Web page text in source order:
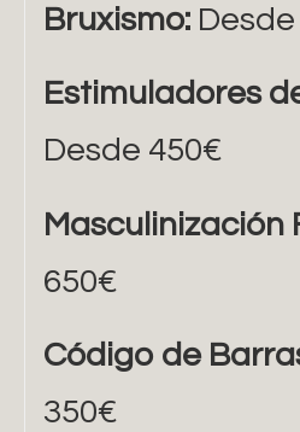
Bruxismo:
Estimuladores
Desde 450€
Masculinización
650€
Código de
350€